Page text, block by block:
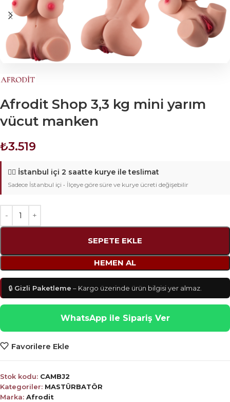
Afrodit Shop 3,3 kg mini yarım
vücut manken
₺3.519
🚴‍♂️ İstanbul içi 2 saatte kurye ile teslimat
Sadece İstanbul içi • İlçeye göre süre ve kurye ücreti değişebilir
SEPETE EKLE
HEMEN AL
🔒 Gizli Paketleme – Kargo üzerinde ürün bilgisi yer almaz.
WhatsApp ile Sipariş Ver
Favorilere Ekle
Stok kodu: CAMBJ2
Kategoriler: MASTÜRBATÖR
Marka: Afrodit